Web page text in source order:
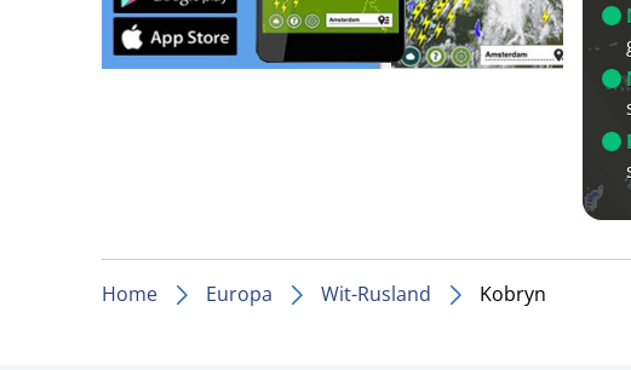
Home Europa Wit-Rusland Kobryn